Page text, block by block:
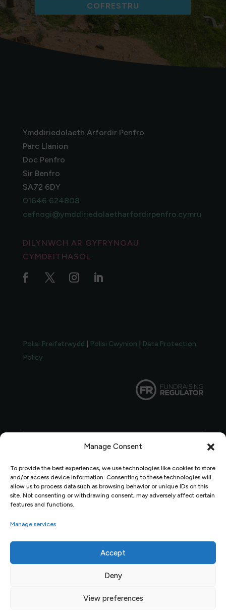
Manage Consent
To provide the best experiences, we use technologies like cookies to store
and/or access device information. Consenting to these technologies will
allow us to process data such as browsing behavior or unique IDs on this
site. Not consenting or withdrawing consent, may adversely affect certain
features and functions.
Manage services
Accept
Deny
View preferences
COFRESTRU
Ymddiriedolaeth Arfordir Penfro
Parc Llanion
Doc Penfro
Sir Benfro
SA72 6DY
01646 624808
cefnogi@ymddiriedolaetharfordirpenfro.cymru
DILYNWCH AR GYFRYNGAU
CYMDEITHASOL
Polisi Preifatrwydd Polisi Cwynion
Data Protection
Policy
Percolated Design© 2026 Ymddiriedolaeth
Gofrestredig 1179281)